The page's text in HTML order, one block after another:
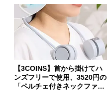
【3COINS】首から掛けてハ
ンズフリーで使用、3520円の
「ペルチェ付きネックファ